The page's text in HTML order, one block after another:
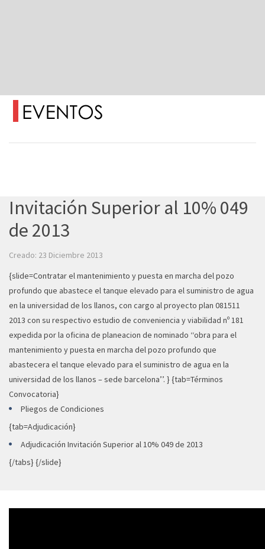
Invitación Superior al 10% 049
de 2013
Creado: 23 Diciembre 2013
{slide=Contratar el mantenimiento y puesta en marcha del pozo
profundo que abastece el tanque elevado para el suministro de agua
en la universidad de los llanos, con cargo al proyecto plan 081511
2013 con su respectivo estudio de conveniencia y viabilidad nº 181
expedida por la oficina de planeacion de nominado ‘‘obra para el
mantenimiento y puesta en marcha del pozo profundo que
abastecera el tanque elevado para el suministro de agua en la
universidad de los llanos – sede barcelona’’. } {tab=Términos
Convocatoria}
Pliegos de Condiciones
{tab=Adjudicación}
Adjudicación Invitación Superior al 10% 049 de 2013
{/tabs} {/slide}